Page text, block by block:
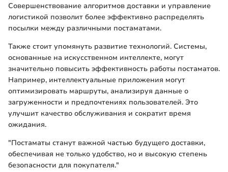
Совершенствование алгоритмов доставки и управление
логистикой позволит более эффективно распределять
посылки между различными постаматами.
Также стоит упомянуть развитие технологий. Системы,
основанные на искусственном интеллекте, могут
значительно повысить эффективность работы постаматов.
Например, интеллектуальные приложения могут
оптимизировать маршруты, анализируя данные о
загруженности и предпочтениях пользователей. Это
улучшит качество обслуживания и сократит время
ожидания.
"Постаматы станут важной частью будущего доставки,
обеспечивая не только удобство, но и высокую степень
безопасности для покупателя."